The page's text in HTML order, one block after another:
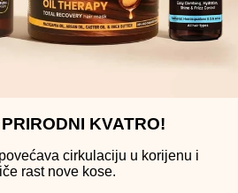
KVATRO!
povećava cirkulaciju u korijenu i
rast nove kose.